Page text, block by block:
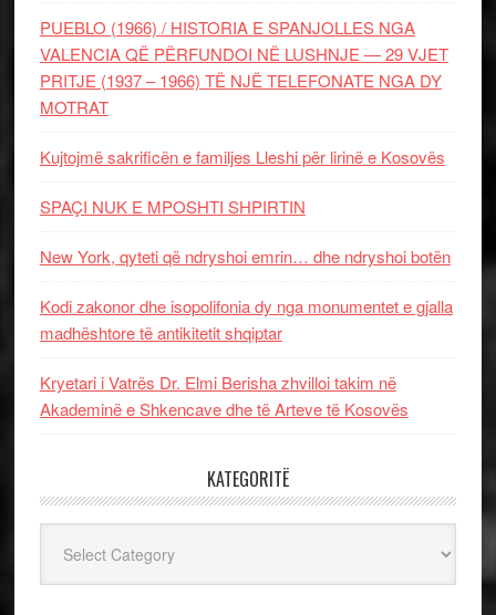
PUEBLO (1966) / HISTORIA E SPANJOLLES NGA
VALENCIA QË PËRFUNDOI NË LUSHNJE — 29 VJET
PRITJE (1937 – 1966) TË NJË TELEFONATE NGA DY
MOTRAT
Kujtojmë sakrificën e familjes Lleshi për lirinë e Kosovës
SPAÇI NUK E MPOSHTI SHPIRTIN
New York, qyteti që ndryshoi emrin… dhe ndryshoi botën
Kodi zakonor dhe isopolifonia dy nga monumentet e gjalla
madhështore të antikitetit shqiptar
Kryetari i Vatrës Dr. Elmi Berisha zhvilloi takim në
Akademinë e Shkencave dhe të Arteve të Kosovës
KATEGORITË